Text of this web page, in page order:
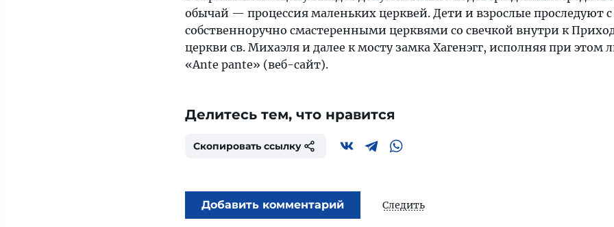
обычай — процессия маленьких церквей. Дети и взрослые проследуют с
собственноручно смастеренными церквями со свечкой внутри к
церкви св. Михаэля и далее к мосту замка Хагенэгг, исполняя при этом
«Ante pante» (веб-сайт).
Делитесь тем, что нравится
Скопировать ссылку
Добавить комментарий Следить